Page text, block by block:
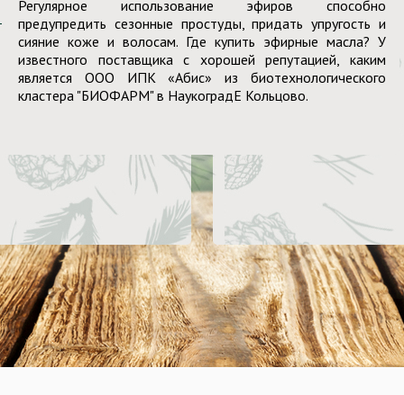
Регулярное использование эфиров способно
предупредить сезонные простуды, придать упругость и
сияние коже и волосам. Где купить эфирные масла? У
известного поставщика с хорошей репутацией, каким
является ООО ИПК «Абис» из биотехнологического
кластера "БИОФАРМ" в НаукоградЕ Кольцово.